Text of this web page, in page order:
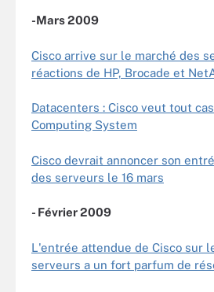
-Mars 2009
Cisco arrive sur le marché des
réactions de HP, Brocade et
Datacenters : Cisco veut tout
Computing System
Cisco devrait annoncer son
des serveurs le 16 mars
- Février 2009
L'entrée attendue de Cisco sur
serveurs a un fort parfum de